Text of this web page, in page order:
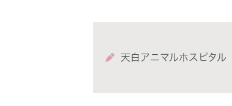
天白アニマルホスピタル